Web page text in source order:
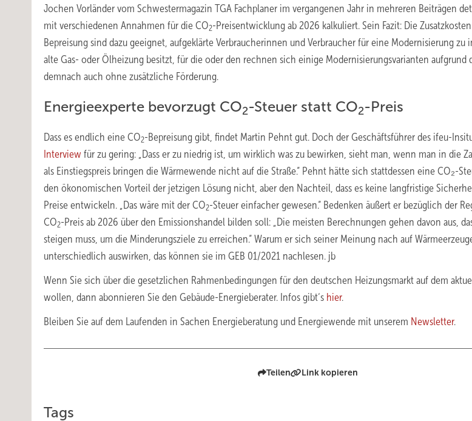
Jochen Vorländer vom Schwestermagazin TGA Fachplaner im vergangenen Jahr in mehreren Beiträgen
mit verschiedenen Annahmen für die CO2-Preisentwicklung ab 2026 kalkuliert. Sein Fazit: Die
Bepreisung sind dazu geeignet, aufgeklärte Verbraucherinnen und Verbraucher für eine Modernisierung zu
alte Gas- oder Ölheizung besitzt, für die oder den rechnen sich einige Modernisierungsvarianten aufgrund
demnach auch ohne zusätzliche Förderung.
Energieexperte bevorzugt CO2-Steuer statt CO2-Preis
Dass es endlich eine CO2-Bepreisung gibt, findet Martin Pehnt gut. Doch der Geschäftsführer des ifeu-
Interview für zu gering: „Dass er zu niedrig ist, um wirklich was zu bewirken, sieht man, wenn man in die
als Einstiegspreis bringen die Wärmewende nicht auf die Straße.“ Pehnt hätte sich stattdessen eine CO₂-
den ökonomischen Vorteil der jetzigen Lösung nicht, aber den Nachteil, dass es keine langfristige
Preise entwickeln. „Das wäre mit der CO2-Steuer einfacher gewesen.“ Bedenken äußert er bezüglich der
CO2-Preis ab 2026 über den Emissionshandel bilden soll: „Die meisten Berechnungen gehen davon aus,
steigen muss, um die Minderungsziele zu erreichen.“ Warum er sich seiner Meinung nach auf
unterschiedlich auswirken, das können sie im GEB 01/2021 nachlesen. jb
Wenn Sie sich über die gesetzlichen Rahmenbedingungen für den deutschen Heizungsmarkt auf dem
wollen, dann abonnieren Sie den Gebäude-Energieberater. Infos gibt‘s hier.
Bleiben Sie auf dem Laufenden in Sachen Energieberatung und Energiewende mit unserem Newsletter.
Teilen Link kopieren
Tags